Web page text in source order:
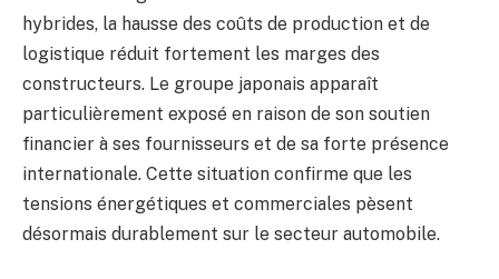
hybrides, la hausse des coûts de production et de
logistique réduit fortement les marges des
constructeurs. Le groupe japonais apparaît
particulièrement exposé en raison de son soutien
financier à ses fournisseurs et de sa forte présence
internationale. Cette situation confirme que les
tensions énergétiques et commerciales pèsent
désormais durablement sur le secteur automobile.